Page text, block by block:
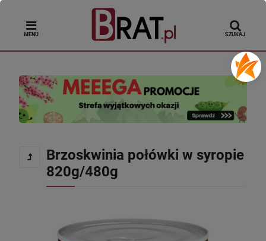
MENU SZUKAJ
Brzoskwinia połówki w syropie
820g/480g